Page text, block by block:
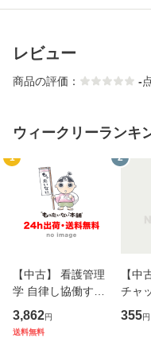
レビュー
商品の評価： -
ウィークリーランキ
1
【中古】 看護管理
学 自律し協働する
専門職の看護マネ
ジメントスキル 改
3,862円
送料無料
2
【中
チャ
キュ
[CD]
355円